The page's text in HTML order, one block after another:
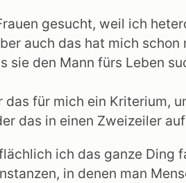
gesucht, weil ich
auch das hat mich
sie den Mann fürs Leben
für mich ein Kriterium,
das in einen Zweizeiler
ich das ganze Ding
in denen man